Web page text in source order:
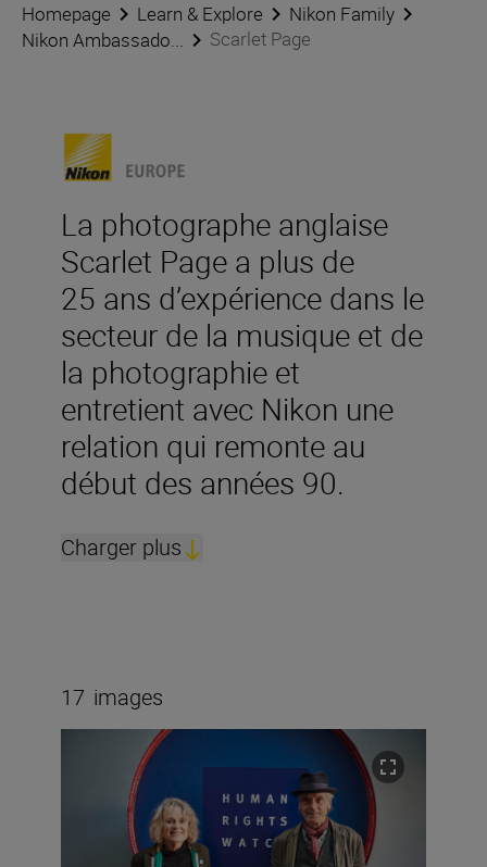
Homepage Learn & Explore
Nikon Family
Nikon Ambassado...
Scarlet Page
La photographe anglaise
Scarlet Page a plus de
25 ans d’expérience dans le
secteur de la musique et de
la photographie et
entretient avec Nikon une
relation qui remonte au
début des années 90.
Charger plus
17 images